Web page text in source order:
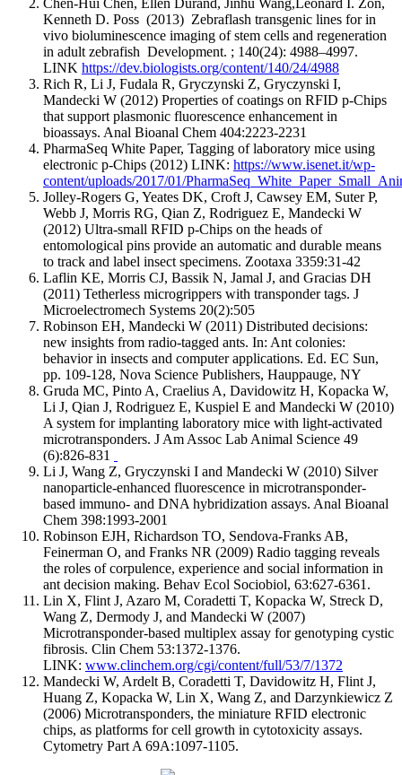
Chen-Hui Chen, Ellen Durand, Jinhu Wang,Leonard I. Zon,
Kenneth D. Poss (2013) Zebraflash transgenic lines for in
vivo bioluminescence imaging of stem cells and regeneration
in adult zebrafish Development. ; 140(24): 4988–4997.
LINK https://dev.biologists.org/content/140/24/4988
Rich R, Li J, Fudala R, Gryczynski Z, Gryczynski I,
Mandecki W (2012) Properties of coatings on RFID p-Chips
that support plasmonic fluorescence enhancement in
bioassays. Anal Bioanal Chem 404:2223-2231
PharmaSeq White Paper, Tagging of laboratory mice using
electronic p-Chips (2012) LINK: https://www.isenet.it/wp-
content/uploads/2017/01/
Jolley-Rogers G, Yeates DK, Croft J, Cawsey EM, Suter P,
Webb J, Morris RG, Qian Z, Rodriguez E, Mandecki W
(2012) Ultra-small RFID p-Chips on the heads of
entomological pins provide an automatic and durable means
to track and label insect specimens. Zootaxa 3359:31-42
Laflin KE, Morris CJ, Bassik N, Jamal J, and Gracias DH
(2011) Tetherless microgrippers with transponder tags. J
Microelectromech Systems 20(2):505
Robinson EH, Mandecki W (2011) Distributed decisions:
new insights from radio-tagged ants. In: Ant colonies:
behavior in insects and computer applications. Ed. EC Sun,
pp. 109-128, Nova Science Publishers, Hauppauge, NY
Gruda MC, Pinto A, Craelius A, Davidowitz H, Kopacka W,
Li J, Qian J, Rodriguez E, Kuspiel E and Mandecki W (2010)
A system for implanting laboratory mice with light-activated
microtransponders. J Am Assoc Lab Animal Science 49
(6):826-831
Li J, Wang Z, Gryczynski I and Mandecki W (2010) Silver
nanoparticle-enhanced fluorescence in microtransponder-
based immuno- and DNA hybridization assays. Anal Bioanal
Chem 398:1993-2001
Robinson EJH, Richardson TO, Sendova-Franks AB,
Feinerman O, and Franks NR (2009) Radio tagging reveals
the roles of corpulence, experience and social information in
ant decision making. Behav Ecol Sociobiol, 63:627-6361.
Lin X, Flint J, Azaro M, Coradetti T, Kopacka W, Streck D,
Wang Z, Dermody J, and Mandecki W (2007)
Microtransponder-based multiplex assay for genotyping cystic
fibrosis. Clin Chem 53:1372-1376.
LINK: www.clinchem.org/cgi/content/full/53/7/1372
Mandecki W, Ardelt B, Coradetti T, Davidowitz H, Flint J,
Huang Z, Kopacka W, Lin X, Wang Z, and Darzynkiewicz Z
(2006) Microtransponders, the miniature RFID electronic
chips, as platforms for cell growth in cytotoxicity assays.
Cytometry Part A 69A:1097-1105.